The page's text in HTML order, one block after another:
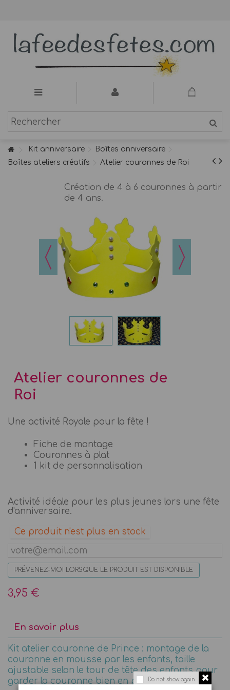
Do not show again.
Kit anniversaire
Boîtes anniversaire
Boîtes ateliers créatifs
Atelier couronnes de Roi
Création de 4 à 6 couronnes à partir
de 4 ans.
Atelier couronnes de
Roi
Une activité Royale pour la fête !
Fiche de montage
Couronnes à plat
1 kit de personnalisation
Activité idéale pour les plus jeunes lors une fête
d'anniversaire.
Ce produit n'est plus en stock
PRÉVENEZ-MOI LORSQUE LE PRODUIT EST DISPONIBLE
3,95 €
En savoir plus
Kit atelier couronne de Prince : montage de la
couronne en mousse par les enfants, taille
ajustable selon le tour de tête des enfants pour
garder la couronne bien en place !